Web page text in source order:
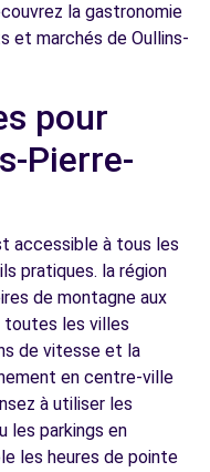
la gastronomie
et marchés de Oullins-
pour
Pierre-
accessible à tous les
pratiques. la région
de montagne aux
toutes les villes
de vitesse et la
en centre-ville
à utiliser les
les parkings en
les heures de pointe